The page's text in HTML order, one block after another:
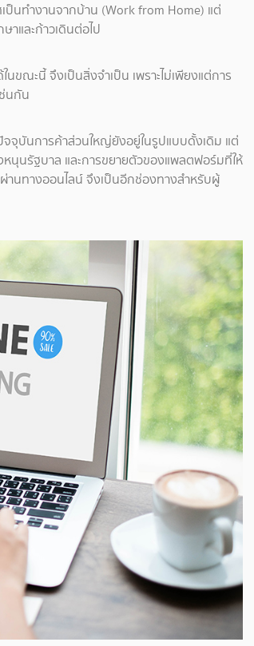
นทำงานจากบ้าน (Work from Home) แต่
าและก้าวเดินต่อไป
นขณะนี้ จึงเป็นสิ่งจำเป็น เพราะไม่เพียงแต่การ
นกัน
จจุบันการค้าส่วนใหญ่ยังอยู่ในรูปแบบดั้งเดิม แต่
หนุนรัฐบาล และการขยายตัวของแพลตฟอร์มที่ให้
านทางออนไลน์ จึงเป็นอีกช่องทางสำหรับผู้